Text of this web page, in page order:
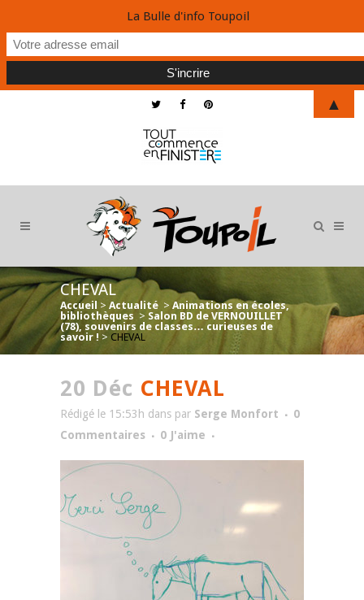
CHEVAL
Accueil > Actualité > Animations en écoles,
bibliothèques > Salon BD de VERNOUILLET
(78), souvenirs de classes… curieuses de
savoir ! > CHEVAL
20 Déc CHEVAL
Rédigé le 15:53h dans par Serge Monfort
0
Commentaires
0 J'aime
La Bulle d'info Toupoil
▲